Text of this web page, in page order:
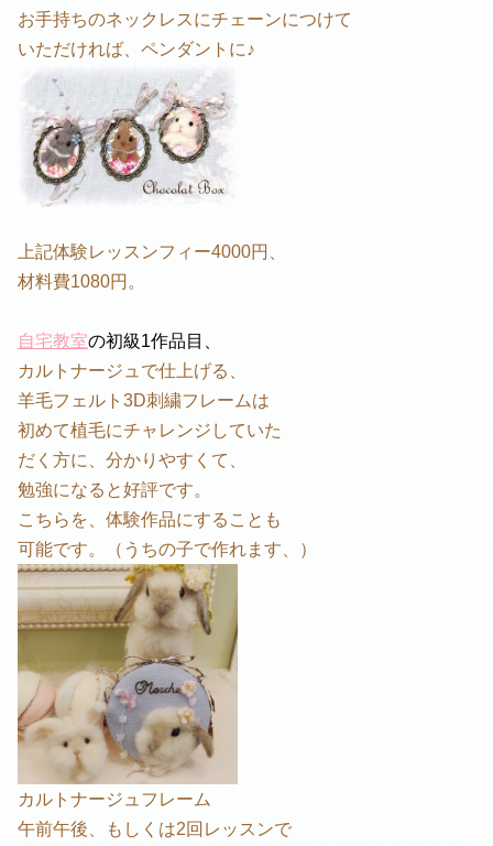
お手持ちのネックレスにチェーンにつけて
いただければ、ペンダントに♪
上記体験レッスンフィー4000円、
材料費1080円。
自宅教室の初級1作品目、
カルトナージュで仕上げる、
羊毛フェルト3D刺繍フレームは
初めて植毛にチャレンジしていた
だく方に、分かりやすくて、
勉強になると好評です。
こちらを、体験作品にすることも
可能です。（うちの子で作れます、）
カルトナージュフレーム
午前午後、もしくは2回レッスンで